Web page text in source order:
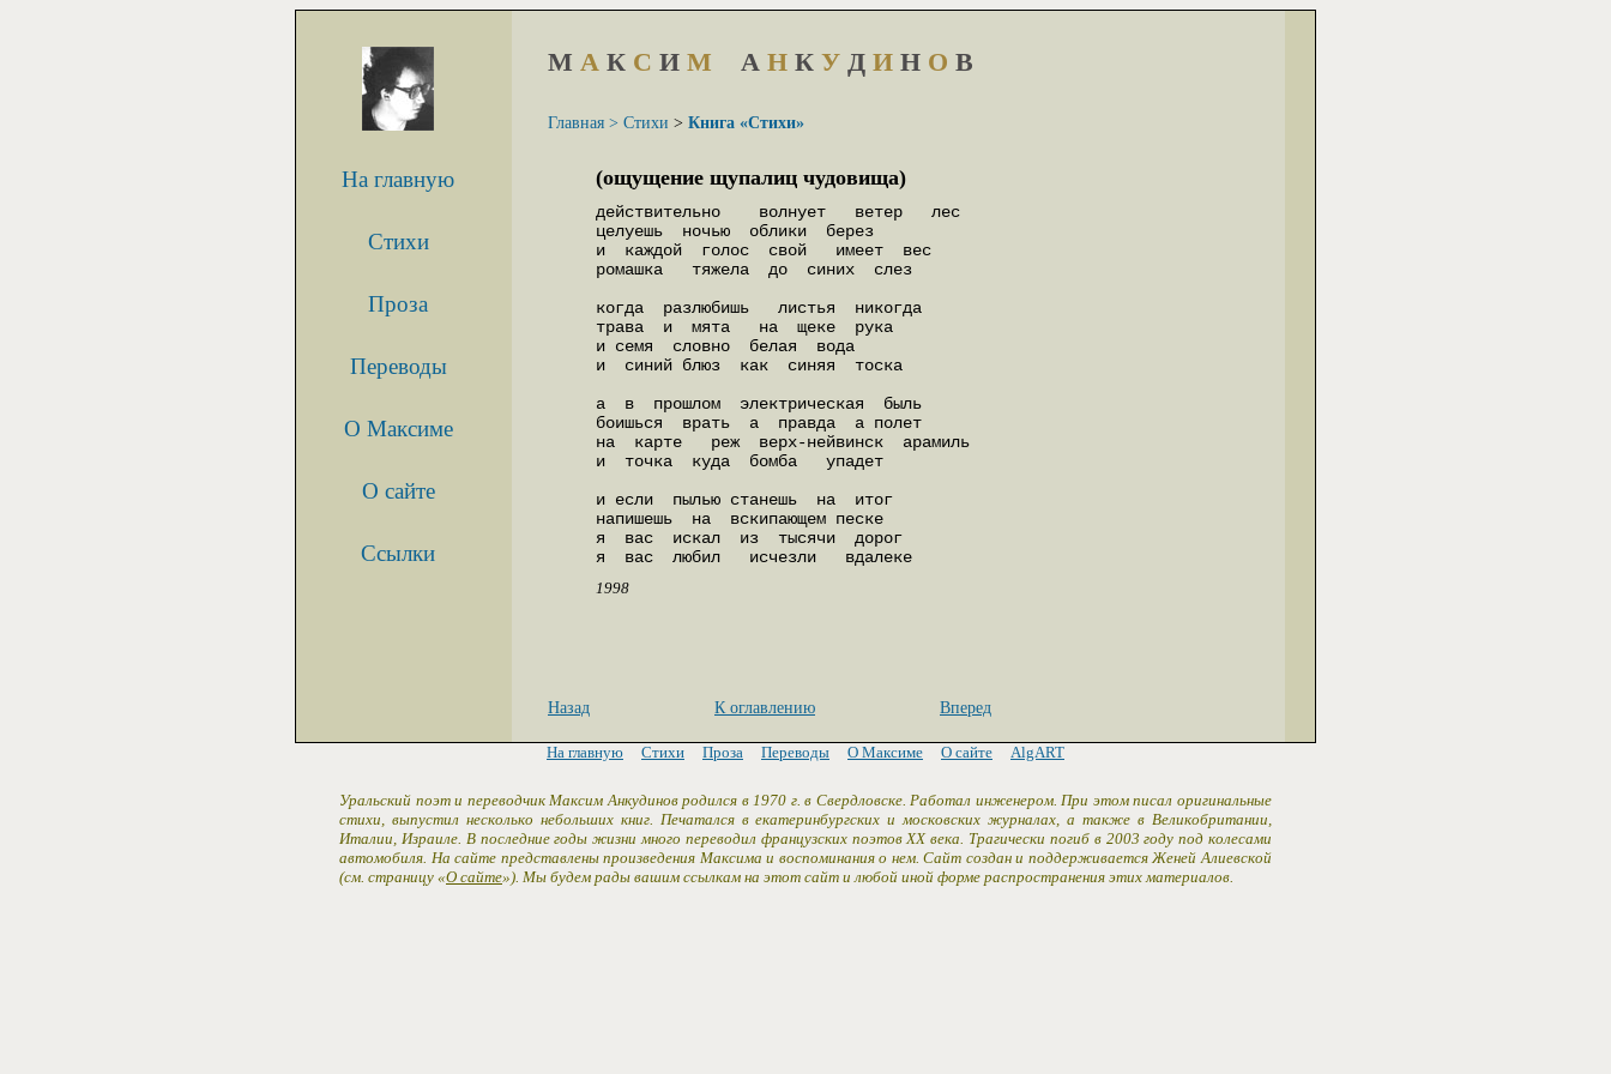
На главную
Стихи
Проза
Переводы
О Максиме
О сайте
Ссылки
М А К С И М А Н К У Д И Н О В
Главная > Стихи > Книга «Стихи»
(ощущение щупалиц чудовища)
действительно    волнует   ветер   лес
целуешь  ночью  облики  берез
и  каждой  голос  свой   имеет  вес
ромашка   тяжела  до  синих  слез
когда  разлюбишь   листья  никогда
трава  и  мята   на  щеке  рука
и семя  словно  белая  вода
и  синий блюз  как  синяя  тоска
а  в  прошлом  электрическая  быль
боишься  врать  а  правда  а полет
на  карте   реж  верх-нейвинск  арамиль
и  точка  куда  бомба   упадет
и если  пылью станешь  на  итог
напишешь  на  вскипающем песке
я  вас  искал  из  тысячи  дорог
я  вас  любил   исчезли   вдалеке
1998
Назад К оглавлению Вперед
На главную Стихи Проза Переводы О Максиме О сайте AlgART
Уральский поэт и переводчик Максим Анкудинов родился в 1970 г. в Свердловске. Работал инженером. При этом писал оригинальные
стихи, выпустил несколько небольших книг. Печатался в екатеринбургских и московских журналах, а также в Великобритании,
Италии, Израиле. В последние годы жизни много переводил французских поэтов XX века. Трагически погиб в 2003 году под колесами
автомобиля. На сайте представлены произведения Максима и воспоминания о нем. Сайт создан и поддерживается Женей Алиевской
(см. страницу «О сайте»). Мы будем рады вашим ссылкам на этот сайт и любой иной форме распространения этих материалов.